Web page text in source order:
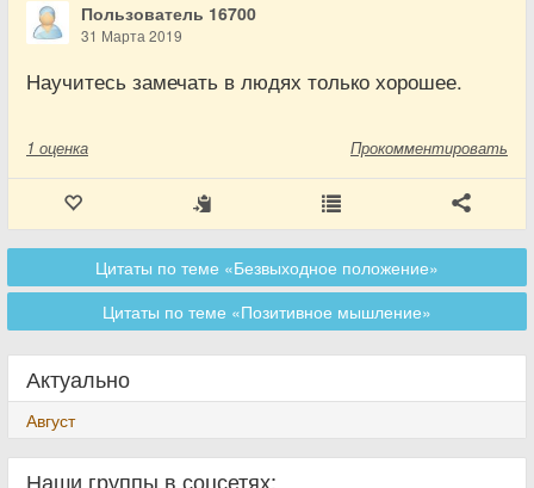
Пользователь 16700
31 Марта 2019
Научитесь замечать в людях только хорошее.
1 оценка Прокомментировать
Цитаты по теме «Безвыходное положение»
Цитаты по теме «Позитивное мышление»
Актуально
Август
Наши группы в соцсетях: